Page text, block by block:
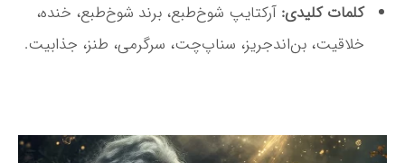
کلمات کلیدی: آرکتایپ شوخ‌طبع، برند شوخ‌طبع، خنده،
خلاقیت، بن‌اندجریز، سناپ‌چت، سرگرمی، طنز، جذابیت.